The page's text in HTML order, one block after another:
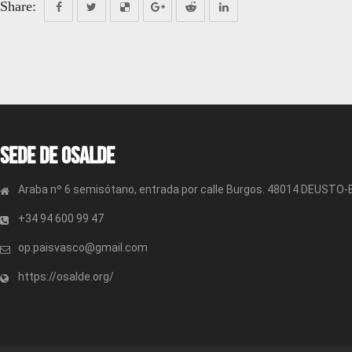
Share:
Sede de OSALDE
Araba nº 6 semisótano, entrada por calle Burgos. 48014 DEUSTO-
+34 94 600 99 47
op.paisvasco@gmail.com
https://osalde.org/